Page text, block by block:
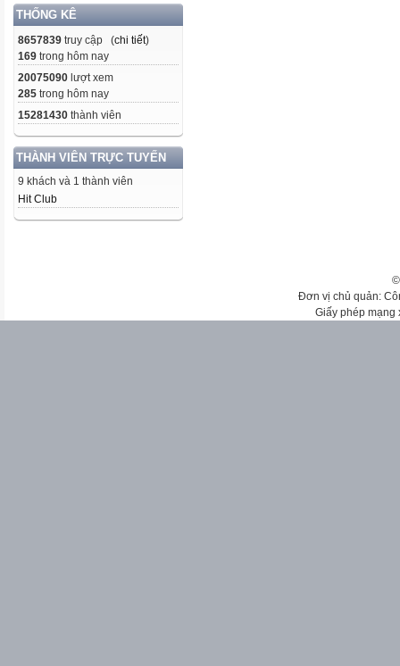
THỐNG KÊ
8657839 truy cập (chi tiết)
169 trong hôm nay
20075090 lượt xem
285 trong hôm nay
15281430 thành viên
THÀNH VIÊN TRỰC TUYẾN
9 khách và 1 thành viên
Hit Club
Đơn vị chủ quản:
Giấy phép mạng